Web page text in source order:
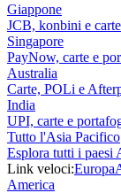
Giappone
JCB, konbini e carte
Singapore
PayNow, carte e
Australia
Carte, POLi e
India
UPI, carte e
Tutto l'Asia Pacifico
Esplora tutti i paesi
Link veloci:Europa
America